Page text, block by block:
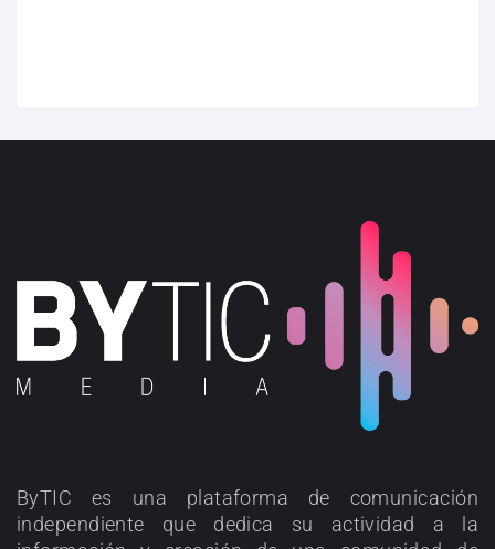
ByTIC es una plataforma de comunicación
independiente que dedica su actividad a la